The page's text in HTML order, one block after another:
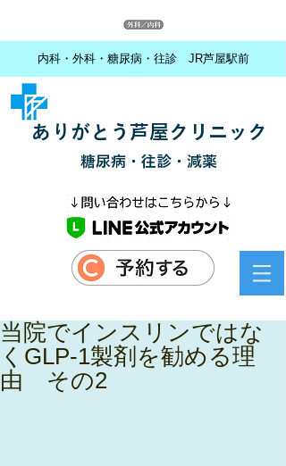
内科・外科・糖尿病・往診 JR芦屋駅前
ありがとう芦屋クリニック
糖尿病・往診・減薬
当院でインスリンではな
くGLP-1製剤を勧める理
由 その2